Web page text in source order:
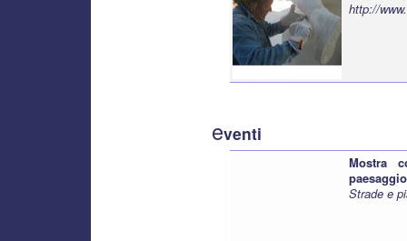
http://
eventi
Mostra
Strade e